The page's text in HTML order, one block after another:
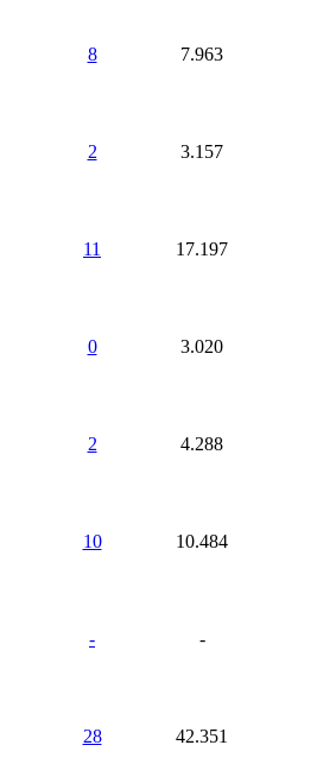
8 7.963
2 3.157
11 17.197
0 3.020
2 4.288
10 10.484
- -
28 42.351